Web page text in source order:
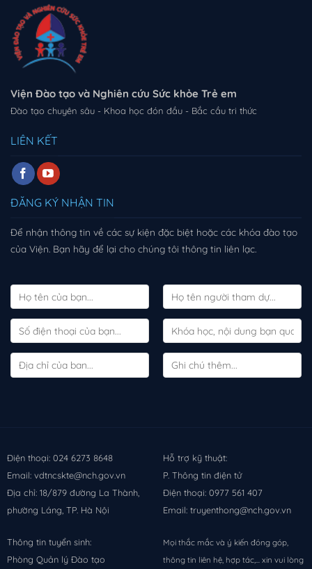
Viện Đào tạo và Nghiên cứu Sức khỏe Trẻ em
Đào tạo chuyên sâu - Khoa học đón đầu - Bắc cầu tri thức
LIÊN KẾT
ĐĂNG KÝ NHẬN TIN
Để nhận thông tin về các sự kiện đặc biệt hoặc các khóa đào tạo
của Viện. Bạn hãy để lại cho chúng tôi thông tin liên lạc.
Điện thoại: 024 6273 8648
Email: vdtncskte@nch.gov.vn
Địa chỉ: 18/879 đường La Thành,
phường Láng, TP. Hà Nội
Hỗ trợ kỹ thuật:
P. Thông tin điện tử
Điện thoại: 0977 561 407
Email: truyenthong@nch.gov.vn
Thông tin tuyển sinh:
Phòng Quản lý Đào tạo
Mọi thắc mắc và ý kiến đóng góp,
thông tin liên hệ, hợp tác,... xin vui lòng